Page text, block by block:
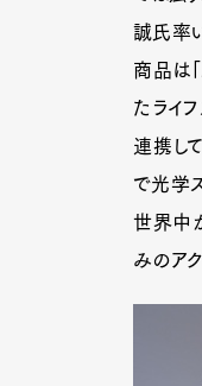
誠氏率
商品は「
たライ
連携し
で光学
世界中
みのア